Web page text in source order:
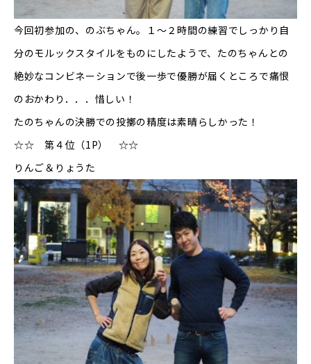
今回初参加の、のぶちゃん。１～２時間の練習でしっかり自
分のモルックスタイルをものにしたようで、たのちゃんとの
絶妙なコンビネーションで後一歩で優勝が届くところで痛恨
のおかわり．．．惜しい！
たのちゃんの決勝での投擲の精度は素晴らしかった！
☆☆ 第４位（1P） ☆☆
りんご＆りょうた